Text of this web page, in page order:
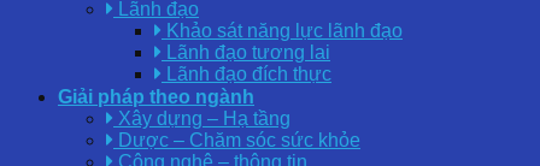
Lãnh đạo
Khảo sát năng lực lãnh đạo
Lãnh đạo tương lai
Lãnh đạo đích thực
Giải pháp theo ngành
Xây dựng – Hạ tầng
Dược – Chăm sóc sức khỏe
Công nghệ – thông tin